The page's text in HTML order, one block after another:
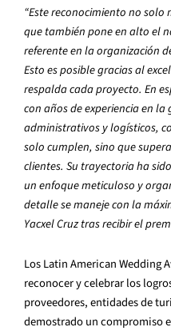
“Este reconocimiento no
que también pone en alto el
referente en la organización
Esto es posible gracias al
respalda cada proyecto. En
con años de experiencia en la
administrativos y logísticos,
solo cumplen, sino que
clientes. Su trayectoria ha
un enfoque meticuloso y
detalle se maneje con la
Yacxel Cruz tras recibir el
Los Latin American Wedding
reconocer y celebrar los
proveedores, entidades de
demostrado un compromiso